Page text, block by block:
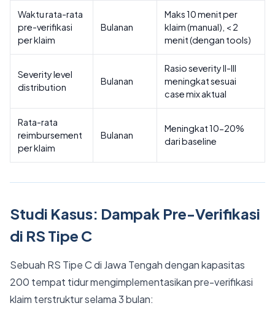
Waktu rata-rata
pre-verifikasi
per klaim
Bulanan
Maks 10 menit per
klaim (manual), < 2
menit (dengan tools)
Severity level
distribution
Bulanan
Rasio severity II-III
meningkat sesuai
case mix aktual
Rata-rata
reimbursement
per klaim
Bulanan
Meningkat 10-20%
dari baseline
Studi Kasus: Dampak Pre-Verifikasi
di RS Tipe C
Sebuah RS Tipe C di Jawa Tengah dengan kapasitas
200 tempat tidur mengimplementasikan pre-verifikasi
klaim terstruktur selama 3 bulan: